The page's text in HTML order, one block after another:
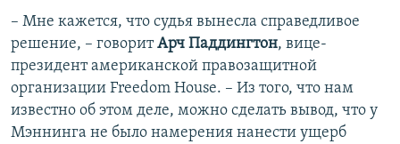
– Мне кажется, что судья вынесла справедливое
решение, – говоритАрч Паддингтон, вице-
президент американской правозащитной
организации Freedom House. – Из того, что нам
известно об этом деле, можно сделать вывод, что у
Мэннинга не было намерения нанести ущерб